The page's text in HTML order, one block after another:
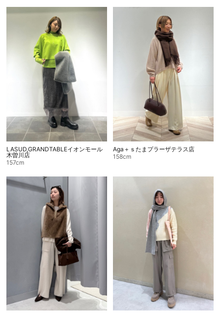
LASUD,GRANDTABLEイオンモール
木曽川店
157cm
Aga＋ｓたまプラーザテラス店
158cm